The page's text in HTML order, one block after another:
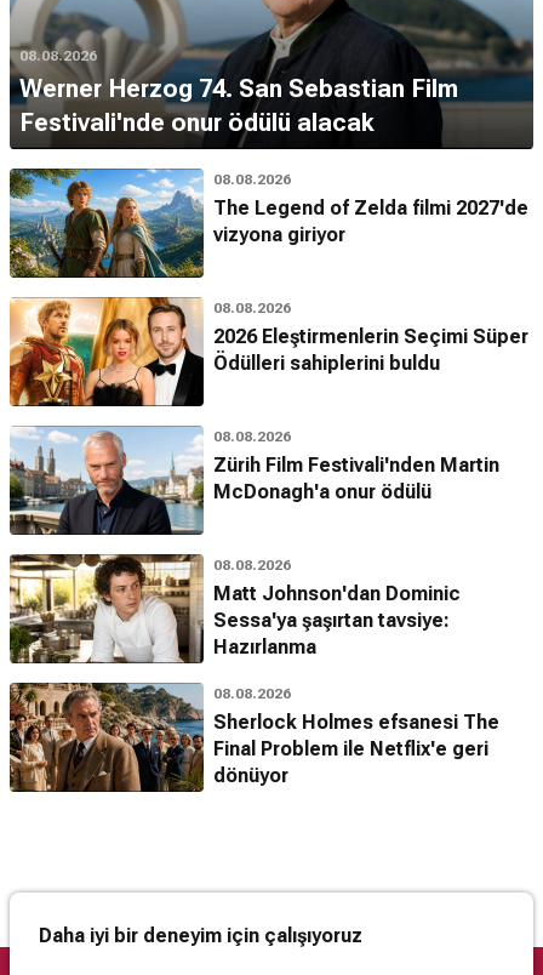
08.08.2026
Werner Herzog 74. San Sebastian Film
Festivali'nde onur ödülü alacak
08.08.2026
The Legend of Zelda filmi 2027'de
vizyona giriyor
08.08.2026
2026 Eleştirmenlerin Seçimi Süper
Ödülleri sahiplerini buldu
08.08.2026
Zürih Film Festivali'nden Martin
McDonagh'a onur ödülü
08.08.2026
Matt Johnson'dan Dominic
Sessa'ya şaşırtan tavsiye:
Hazırlanma
08.08.2026
Sherlock Holmes efsanesi The
Final Problem ile Netflix'e geri
dönüyor
Daha iyi bir deneyim için çalışıyoruz